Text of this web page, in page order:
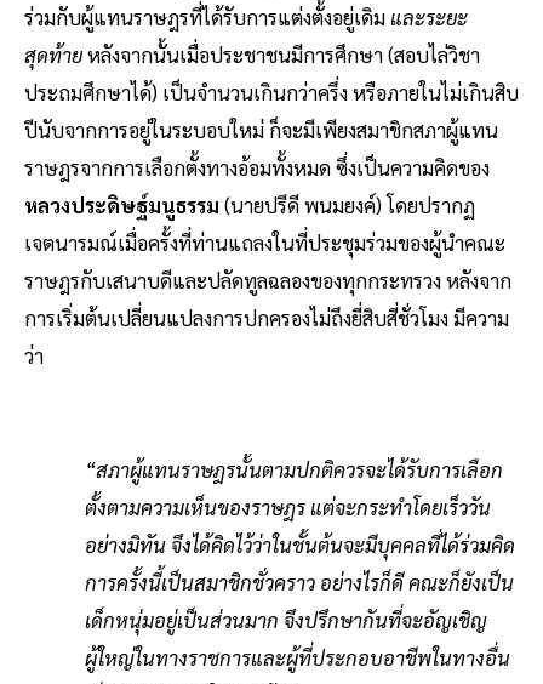
ร่วมกับผู้แทนราษฎรที่ได้รับการแต่งตั้งอยู่เดิมและระยะ
สุดท้ายหลังจากนั้นเมื่อประชาชนมีการศึกษา (สอบไล่วิชา
ประถมศึกษาได้) เป็นจำนวนเกินกว่าครึ่ง หรือภายในไม่เกินสิบ
ปีนับจากการอยู่ในระบอบใหม่ ก็จะมีเพียงสมาชิกสภาผู้แทน
ราษฎรจากการเลือกตั้งทางอ้อมทั้งหมด ซึ่งเป็นความคิดของ
หลวงประดิษฐ์มนูธรรม (นายปรีดี พนมยงค์) โดยปรากฏ
เจตนารมณ์เมื่อครั้งที่ท่านแถลงในที่ประชุมร่วมของผู้นำคณะ
ราษฎรกับเสนาบดีและปลัดทูลฉลองของทุกกระทรวง หลังจาก
การเริ่มต้นเปลี่ยนแปลงการปกครองไม่ถึงยี่สิบสี่ชั่วโมง มีความ
ว่า
“สภาผู้แทนราษฎรนั้นตามปกติควรจะได้รับการเลือก
ตั้งตามความเห็นของราษฎร แต่จะกระทำโดยเร็ววัน
อย่างมิทัน จึงได้คิดไว้ว่าในชั้นต้นจะมีบุคคลที่ได้ร่วมคิด
การครั้งนี้เป็นสมาชิกชั่วคราว อย่างไรก็ดี คณะก็ยังเป็น
เด็กหนุ่มอยู่เป็นส่วนมาก จึงปรึกษากันที่จะอัญเชิญ
ผู้ใหญ่ในทางราชการและผู้ที่ประกอบอาชีพในทางอื่น